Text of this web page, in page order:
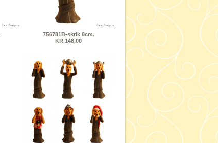
756781B-skrik 8cm.
KR 148,00